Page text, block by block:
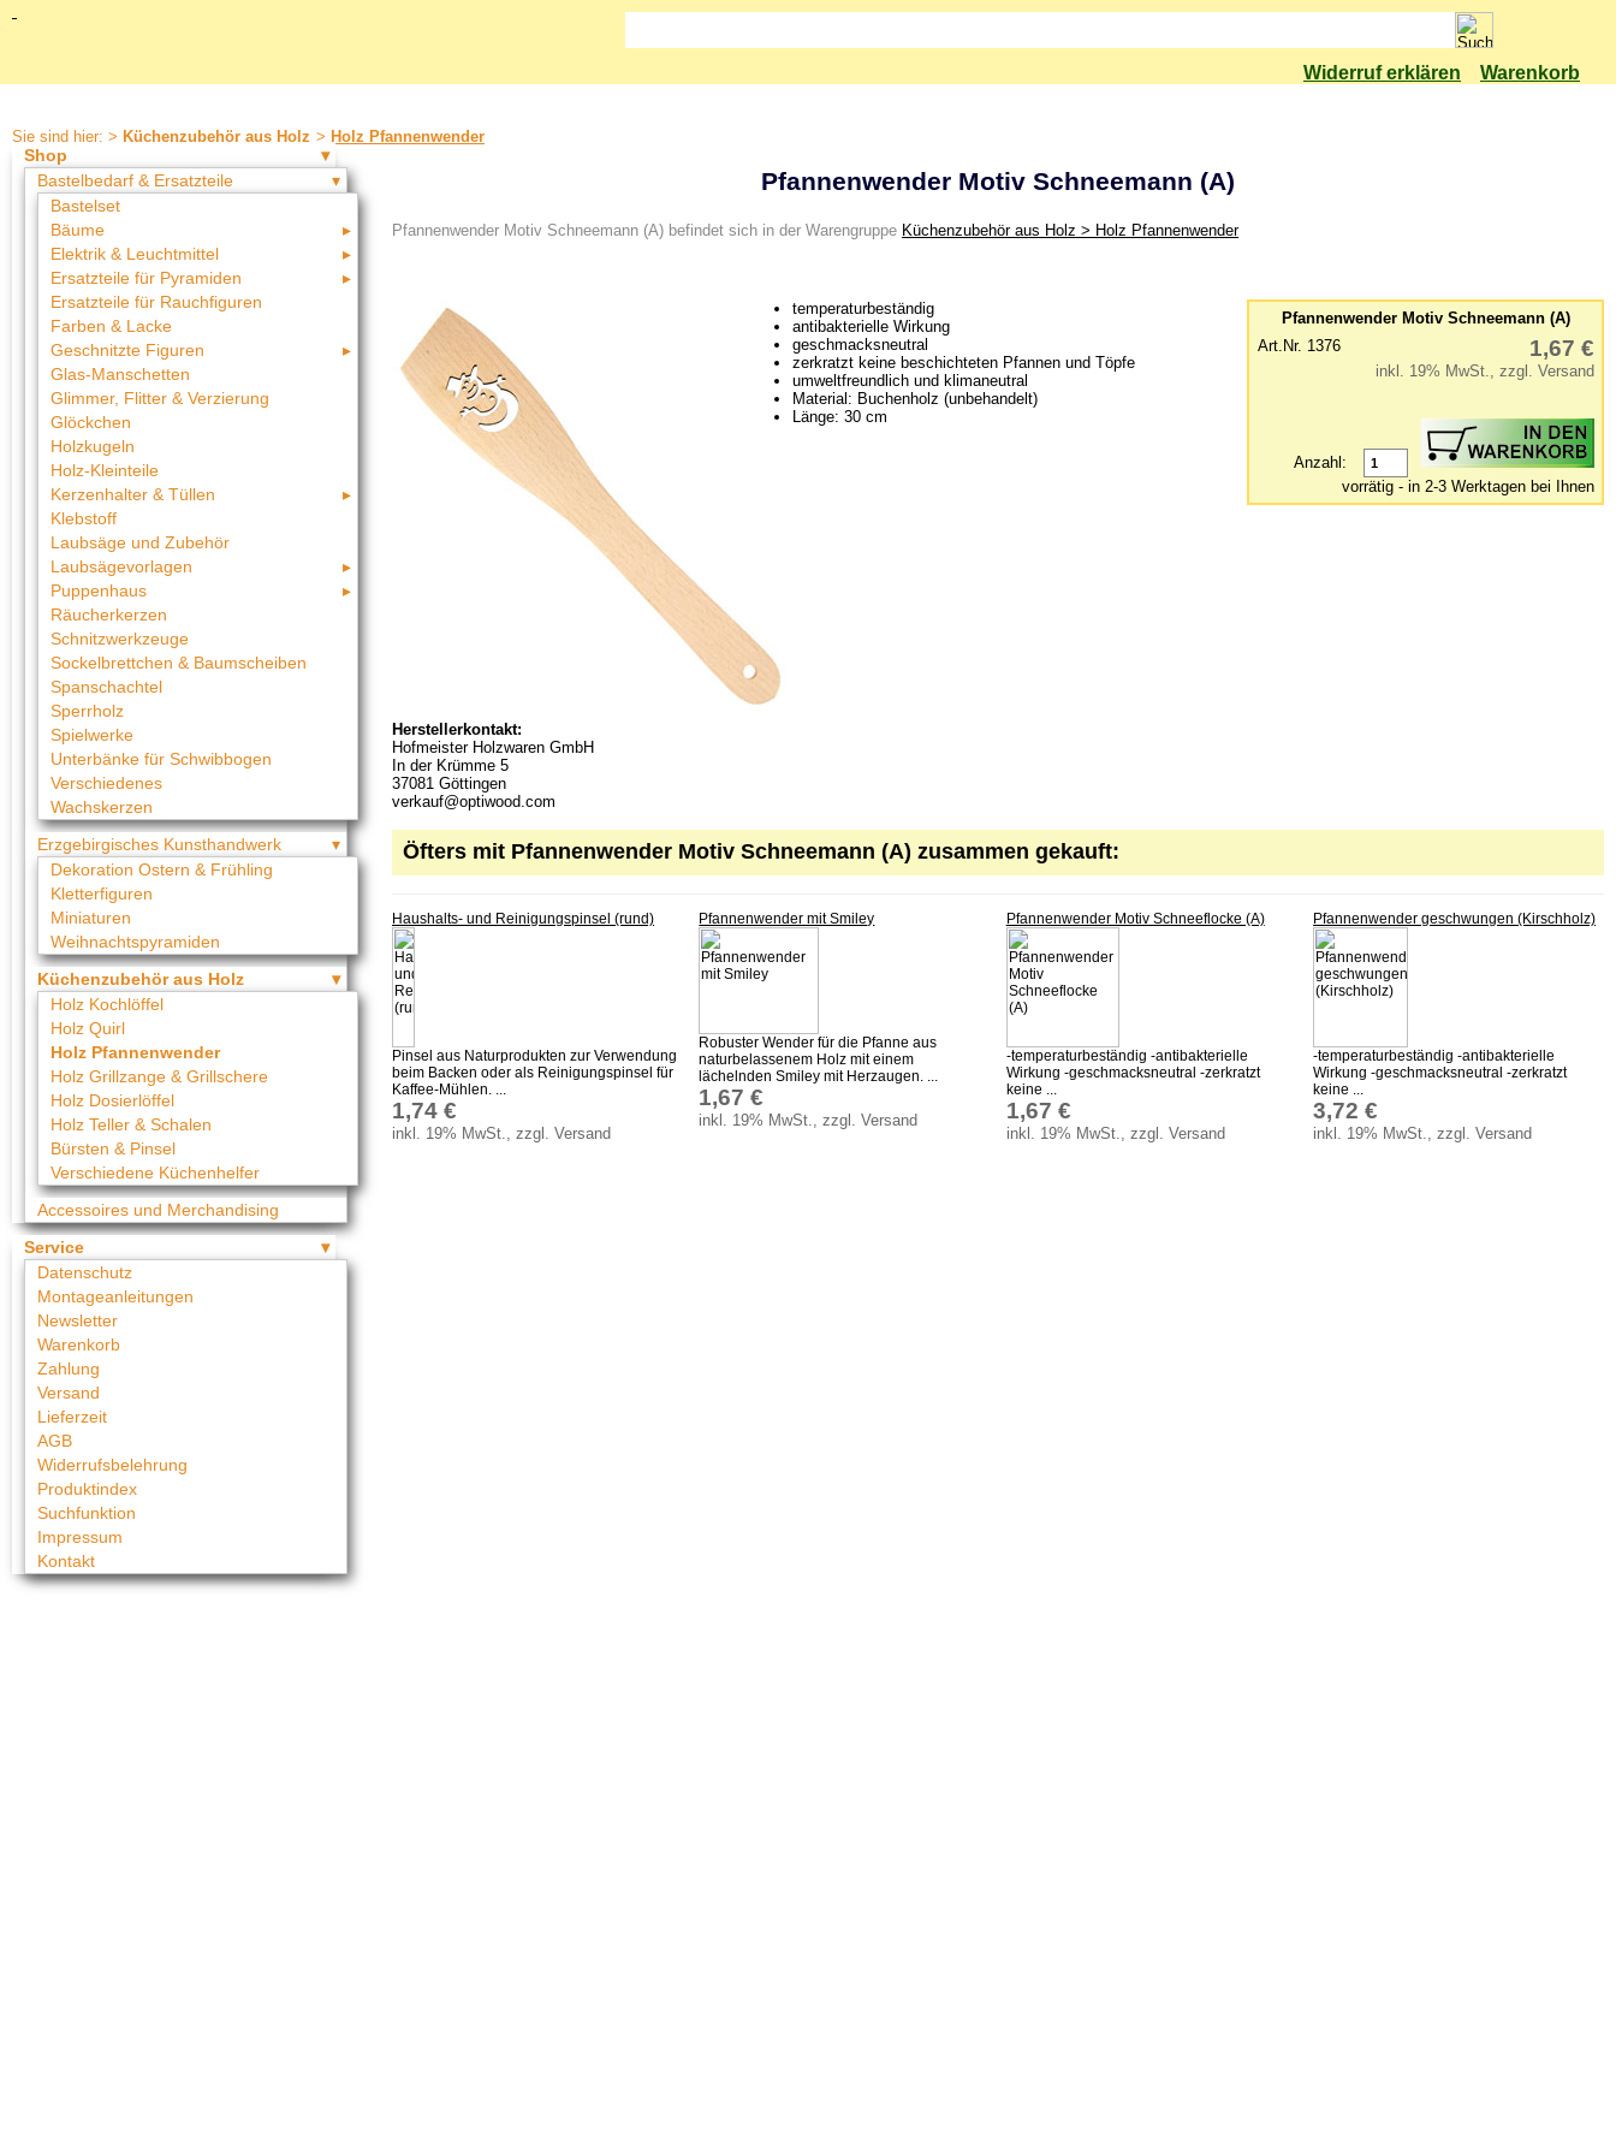
Widerruf erklären Warenkorb
Sie sind hier: > Küchenzubehör aus Holz > Holz Pfannenwender
Shop
Bastelbedarf & Ersatzteile
Bastelset
Bäume
Elektrik & Leuchtmittel
Ersatzteile für Pyramiden
Ersatzteile für Rauchfiguren
Farben & Lacke
Geschnitzte Figuren
Glas-Manschetten
Glimmer, Flitter & Verzierung
Glöckchen
Holzkugeln
Holz-Kleinteile
Kerzenhalter & Tüllen
Klebstoff
Laubsäge und Zubehör
Laubsägevorlagen
Puppenhaus
Räucherkerzen
Schnitzwerkzeuge
Sockelbrettchen & Baumscheiben
Spanschachtel
Sperrholz
Spielwerke
Unterbänke für Schwibbogen
Verschiedenes
Wachskerzen
Erzgebirgisches Kunsthandwerk
Dekoration Ostern & Frühling
Kletterfiguren
Miniaturen
Weihnachtspyramiden
Küchenzubehör aus Holz
Holz Kochlöffel
Holz Quirl
Holz Pfannenwender
Holz Grillzange & Grillschere
Holz Dosierlöffel
Holz Teller & Schalen
Bürsten & Pinsel
Verschiedene Küchenhelfer
Accessoires und Merchandising
Service
Datenschutz
Montageanleitungen
Newsletter
Warenkorb
Zahlung
Versand
Lieferzeit
AGB
Widerrufsbelehrung
Produktindex
Suchfunktion
Impressum
Kontakt
Pfannenwender Motiv Schneemann (A)
Pfannenwender Motiv Schneemann (A) befindet sich in der Warengruppe Küchenzubehör aus Holz > Holz Pfannenwender
Pfannenwender Motiv Schneemann (A)
Art.Nr. 1376
1,67 €
inkl. 19% MwSt., zzgl. Versand
Anzahl:
vorrätig - in 2-3 Werktagen bei Ihnen
temperaturbeständig
antibakterielle Wirkung
geschmacksneutral
zerkratzt keine beschichteten Pfannen und Töpfe
umweltfreundlich und klimaneutral
Material: Buchenholz (unbehandelt)
Länge: 30 cm
Herstellerkontakt:
Hofmeister Holzwaren GmbH
In der Krümme 5
37081 Göttingen
verkauf@optiwood.com
Öfters mit Pfannenwender Motiv Schneemann (A) zusammen gekauft:
Haushalts- und Reinigungspinsel (rund)
Pinsel aus Naturprodukten zur Verwendung
beim Backen oder als Reinigungspinsel für
Kaffee-Mühlen. ...
1,74 €
inkl. 19% MwSt., zzgl. Versand
Pfannenwender mit Smiley
Robuster Wender für die Pfanne aus
naturbelassenem Holz mit einem
lächelnden Smiley mit Herzaugen. ...
1,67 €
inkl. 19% MwSt., zzgl. Versand
Pfannenwender Motiv Schneeflocke (A)
-temperaturbeständig -antibakterielle
Wirkung -geschmacksneutral -zerkratzt
keine ...
1,67 €
inkl. 19% MwSt., zzgl. Versand
Pfannenwender geschwungen (Kirschholz)
-temperaturbeständig -antibakterielle
Wirkung -geschmacksneutral -zerkratzt
keine ...
3,72 €
inkl. 19% MwSt., zzgl. Versand